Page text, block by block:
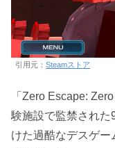
引用元： Steamストア
「Zero Escape:
験施設で監禁され
けた過酷なデスゲー